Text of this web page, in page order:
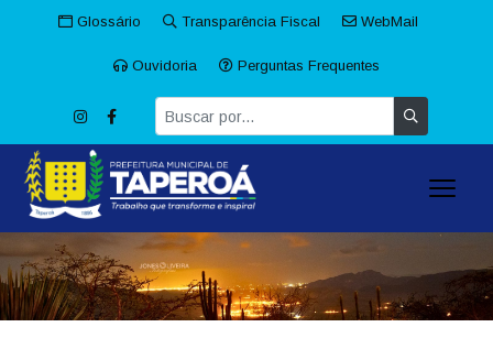
Glossário Transparência Fiscal WebMail
Ouvidoria Perguntas Frequentes